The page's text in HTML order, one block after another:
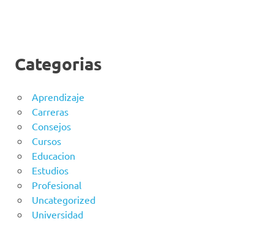
Categorias
Aprendizaje
Carreras
Consejos
Cursos
Educacion
Estudios
Profesional
Uncategorized
Universidad